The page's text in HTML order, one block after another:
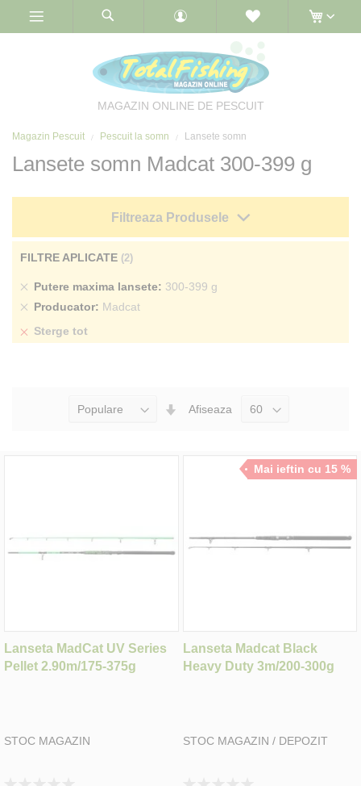
MAGAZIN ONLINE DE PESCUIT
Magazin Pescuit Pescuit la somn Lansete somn
Lansete somn Madcat 300-399 g
Seteaza
Afiseaza
Lanseta MadCat UV Series
Pellet 2.90m/175-375g
STOC MAGAZIN
Mai ieftin cu 15 %
Lanseta Madcat Black
Heavy Duty 3m/200-300g
STOC MAGAZIN / DEPOZIT
Filtreaza Produsele
FILTRE APLICATE
Putere maxima lansete 300-399 g
Sterge
produs
Producator Madcat
Sterge
Sterge tot